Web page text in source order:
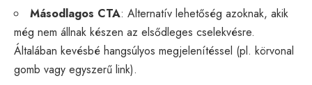
Másodlagos CTA: Alternatív lehetőség azoknak, akik
még nem állnak készen az elsődleges cselekvésre.
Általában kevésbé hangsúlyos megjelenítéssel (pl. körvonal
gomb vagy egyszerű link).